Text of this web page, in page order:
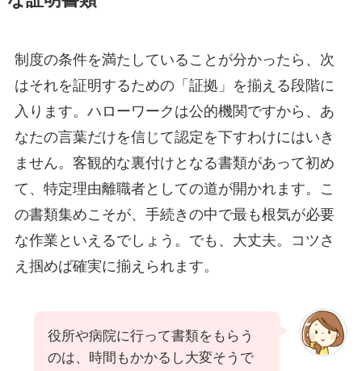
制度の条件を満たしていることが分かったら、次
はそれを証明するための「証拠」を揃える段階に
入ります。ハローワークは公的機関ですから、あ
なたの言葉だけを信じて認定を下すわけにはいき
ません。客観的な裏付けとなる書類があって初め
て、特定理由離職者としての道が開かれます。こ
の書類集めこそが、手続きの中で最も根気が必要
な作業といえるでしょう。でも、大丈夫。コツさ
え掴めば確実に揃えられます。
役所や病院に行って書類をもらう
のは、時間もかかるし大変そうで